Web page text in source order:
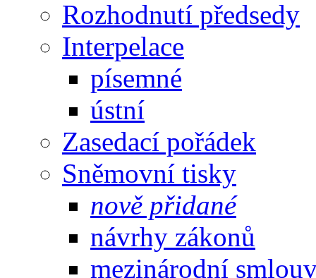
Rozhodnutí předsedy
Interpelace
písemné
ústní
Zasedací pořádek
Sněmovní tisky
nově přidané
návrhy zákonů
mezinárodní